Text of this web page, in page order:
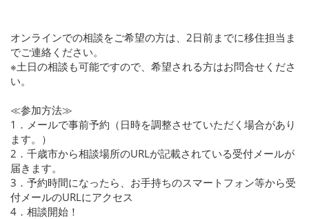
オンラインでの相談をご希望の方は、2日前までに移住担当ま
でご連絡ください。
※土日の相談も可能ですので、希望される方はお問合せくださ
い。
≪参加方法≫
1．メールで事前予約（日時を調整させていただく場合があり
ます。）
2．千歳市から相談場所のURLが記載されている受付メールが
届きます。
3．予約時間になったら、お手持ちのスマートフォン等から受
付メールのURLにアクセス
4．相談開始！